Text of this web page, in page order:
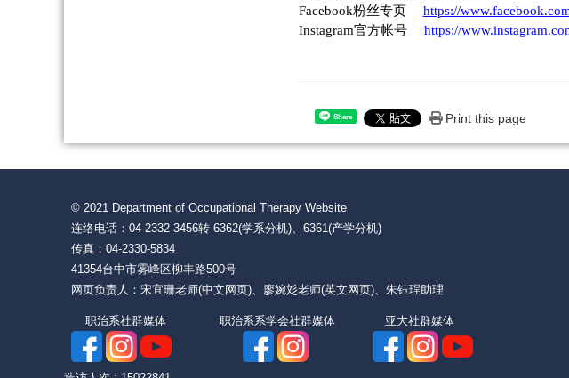
Facebook粉丝专页
https://
Instagram官方帐号 https://
Share Print this page
© 2021 Department of Occupational Therapy Website
连络电话：04-2332-3456转 6362(学系分机)、6361(产学分机)
传真：04-2330-5834
41354台中市雾峰区柳丰路500号
网页负责人：宋宜珊老师(中文网页)、廖婉彣老师(英文网页)、朱钰珵助理
职治系社群媒体 职治系系学会社群媒体 亚大社群媒体